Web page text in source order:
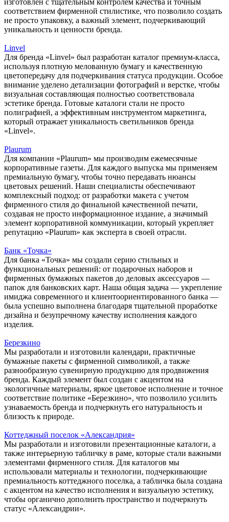
изготовлен с тщательным контролем качества и точным
соответствием фирменной стилистике, что позволило создать
не просто упаковку, а важный элемент, подчеркивающий
уникальность и ценности бренда.
Linvel
Для бренда «Linvel» был разработан каталог премиум-класса,
используя плотную мелованную бумагу и качественную
цветопередачу для подчеркивания статуса продукции. Особое
внимание уделено детализации фотографий и верстке, чтобы
визуальная составляющая полностью соответствовала
эстетике бренда. Готовые каталоги стали не просто
полиграфией, а эффективным инструментом маркетинга,
который отражает уникальность светильников бренда
«Linvel».
Plaurum
Для компании «Plaurum» мы производим ежемесячные
корпоративные газеты. Для каждого выпуска мы применяем
премиальную бумагу, чтобы точно передавать нюансы
цветовых решений. Наши специалисты обеспечивают
комплексный подход: от разработки макета с учетом
фирменного стиля до финальной качественной печати,
создавая не просто информационное издание, а значимый
элемент корпоративной коммуникации, который укрепляет
репутацию «Plaurum» как эксперта в своей отрасли.
Банк «Точка»
Для банка «Точка» мы создали серию стильных и
функциональных решений: от подарочных наборов и
фирменных бумажных пакетов до деловых аксессуаров —
папок для банковских карт. Наша общая задача — укрепление
имиджа современного и клиентоориентированного банка —
была успешно выполнена благодаря тщательной проработке
дизайна и безупречному качеству исполнения каждого
изделия.
Березкино
Мы разработали и изготовили календари, практичные
бумажные пакеты с фирменной символикой, а также
разнообразную сувенирную продукцию для продвижения
бренда. Каждый элемент был создан с акцентом на
экологичные материалы, яркое цветовое исполнение и точное
соответствие политике «Березкино», что позволило усилить
узнаваемость бренда и подчеркнуть его натуральность и
близость к природе.
Коттеджный поселок «Александрия»
Мы разработали и изготовили презентационные каталоги, а
также интерьерную табличку в раме, которые стали важными
элементами фирменного стиля. Для каталогов мы
использовали материалы и технологии, подчеркивающие
премиальность коттеджного поселка, а табличка была создана
с акцентом на качество исполнения и визуальную эстетику,
чтобы органично дополнить пространство и подчеркнуть
статус «Александрии».